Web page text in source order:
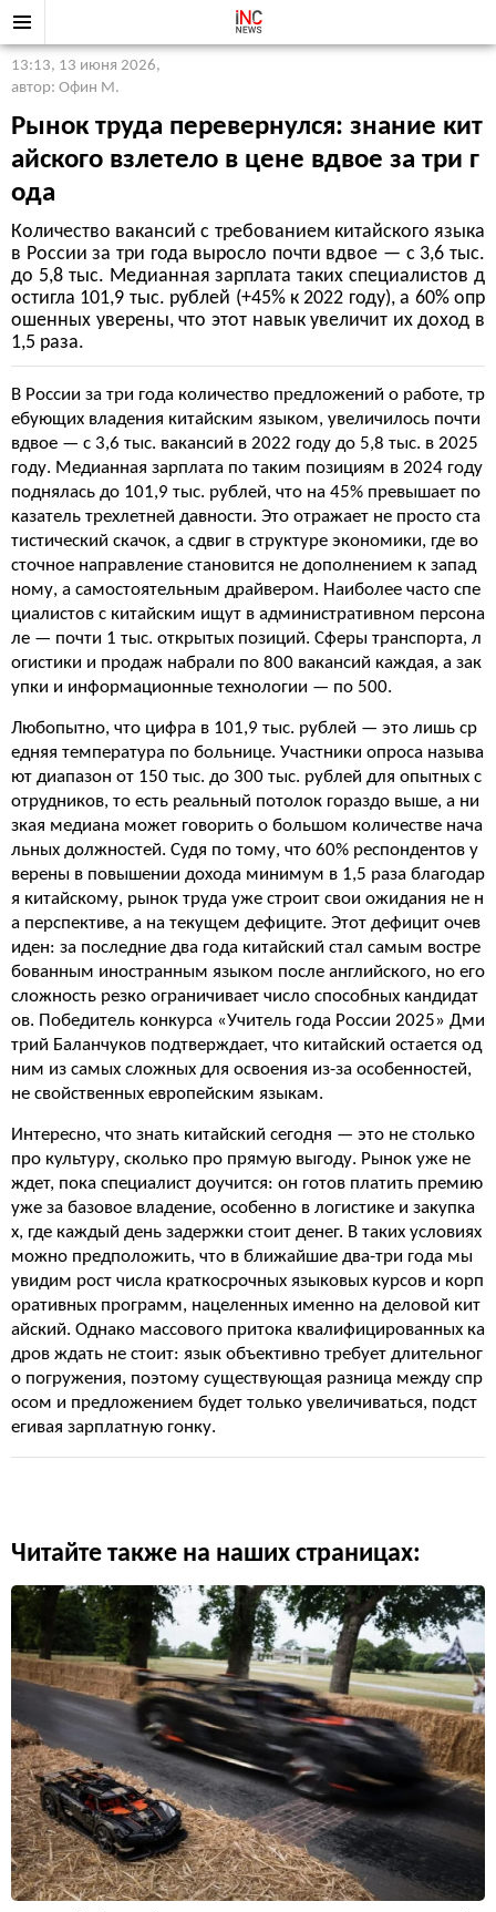
13:13, 13 июня 2026,
автор: Офин М.
Рынок труда перевернулся: знание кит
айского взлетело в цене вдвое за три г
ода
Количество вакансий с требованием китайского языка
в России за три года выросло почти вдвое — с 3,6 тыс.
до 5,8 тыс. Медианная зарплата таких специалистов д
остигла 101,9 тыс. рублей (+45% к 2022 году), а 60% опр
ошенных уверены, что этот навык увеличит их доход в
1,5 раза.
В России за три года количество предложений о работе, тр
ебующих владения китайским языком, увеличилось почти
вдвое — с 3,6 тыс. вакансий в 2022 году до 5,8 тыс. в 2025
году. Медианная зарплата по таким позициям в 2024 году
поднялась до 101,9 тыс. рублей, что на 45% превышает по
казатель трехлетней давности. Это отражает не просто ста
тистический скачок, а сдвиг в структуре экономики, где во
сточное направление становится не дополнением к запад
ному, а самостоятельным драйвером. Наиболее часто спе
циалистов с китайским ищут в административном персона
ле — почти 1 тыс. открытых позиций. Сферы транспорта, л
огистики и продаж набрали по 800 вакансий каждая, а зак
упки и информационные технологии — по 500.
Любопытно, что цифра в 101,9 тыс. рублей — это лишь ср
едняя температура по больнице. Участники опроса называ
ют диапазон от 150 тыс. до 300 тыс. рублей для опытных с
отрудников, то есть реальный потолок гораздо выше, а ни
зкая медиана может говорить о большом количестве нача
льных должностей. Судя по тому, что 60% респондентов у
верены в повышении дохода минимум в 1,5 раза благодар
я китайскому, рынок труда уже строит свои ожидания не н
а перспективе, а на текущем дефиците. Этот дефицит очев
иден: за последние два года китайский стал самым востре
бованным иностранным языком после английского, но его
сложность резко ограничивает число способных кандидат
ов. Победитель конкурса «Учитель года России 2025» Дми
трий Баланчуков подтверждает, что китайский остается од
ним из самых сложных для освоения из-за особенностей,
не свойственных европейским языкам.
Интересно, что знать китайский сегодня — это не столько
про культуру, сколько про прямую выгоду. Рынок уже не
ждет, пока специалист доучится: он готов платить премию
уже за базовое владение, особенно в логистике и закупка
х, где каждый день задержки стоит денег. В таких условиях
можно предположить, что в ближайшие два-три года мы
увидим рост числа краткосрочных языковых курсов и корп
оративных программ, нацеленных именно на деловой кит
айский. Однако массового притока квалифицированных ка
дров ждать не стоит: язык объективно требует длительног
о погружения, поэтому существующая разница между спр
осом и предложением будет только увеличиваться, подст
егивая зарплатную гонку.
Читайте также на наших страницах: